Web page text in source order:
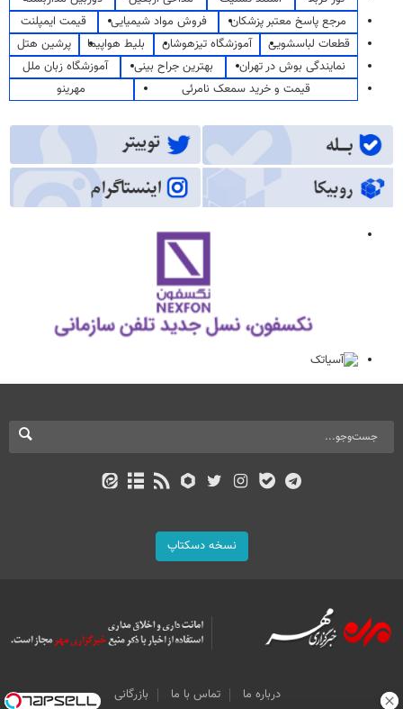
مرجع پاسخ معتبر پزشکان
فروش مواد شیمیایی
قیمت ایمپلنت
قطعات لباسشویی
آموزشگاه تیزهوشان بلیط هواپیما
پرشین هتل
نمایندگی بوش در تهران
بهترین جراح بینی
آموزشگاه زبان ملل
قیمت و خرید سمعک نامرئی
مهرینو
نسخه دسکتاپ
درباره ما تماس با ما بازرگانی